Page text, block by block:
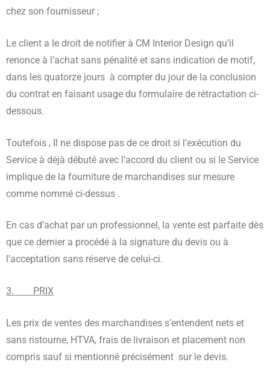
chez son fournisseur ;
Le client a le droit de notifier à CM Interior Design qu’il
renonce à l’achat sans pénalité et sans indication de motif,
dans les quatorze jours à compter du jour de la conclusion
du contrat en faisant usage du formulaire de rétractation ci-
dessous.
Toutefois , Il ne dispose pas de ce droit si l’exécution du
Service à déjà débuté avec l’accord du client ou si le Service
implique de la fourniture de marchandises sur mesure
comme nommé ci-dessus .
En cas d’achat par un professionnel, la vente est parfaite dès
que ce dernier a procédé à la signature du devis ou à
l’acceptation sans réserve de celui-ci.
3. PRIX
Les prix de ventes des marchandises s’entendent nets et
sans ristourne, HTVA, frais de livraison et placement non
compris sauf si mentionné précisément sur le devis.